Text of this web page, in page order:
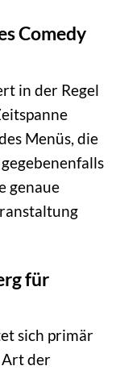
Comedy
in der Regel
Menüs, die
genaue
für
sich primär
Art der